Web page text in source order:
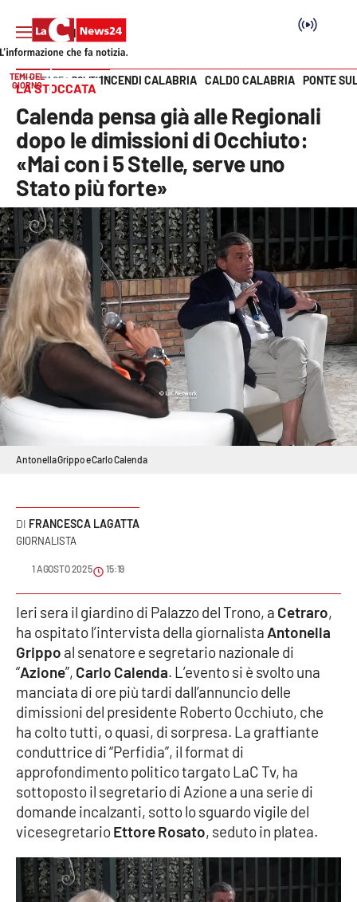
SEZIONI
Cronaca
Politica
Attualità
Economia e lavoro
Italia Mondo
Sanità
Sport
Cultura
Meteo
Editoriali
VIDEO
Ambiente
Cronaca
Cultura
Economia e Lavoro
Politica
Sanità
Vai
TEMI DEL
GIORNO
INCENDI CALABRIA CALDO CALABRIA PONTE
HOME PAGE POLITICA
LA STOCCATA
Calenda pensa già alle Regionali
dopo le dimissioni di Occhiuto:
«Mai con i 5 Stelle, serve uno
Stato più forte»
Antonella Grippo e Carlo Calenda
FRANCESCA LAGATTA
GIORNALISTA
1 AGOSTO 2025 15:19
Ieri sera il giardino di Palazzo del Trono, a Cetraro,
ha ospitato l’intervista della giornalista Antonella
Grippo al senatore e segretario nazionale di
“Azione”, Carlo Calenda. L’evento si è svolto una
manciata di ore più tardi dall’annuncio delle
dimissioni del presidente Roberto Occhiuto, che
ha colto tutti, o quasi, di sorpresa. La graffiante
conduttrice di “Perfidia”, il format di
approfondimento politico targato LaC Tv, ha
sottoposto il segretario di Azione a una serie di
domande incalzanti, sotto lo sguardo vigile del
vicesegretarioEttore Rosato, seduto in platea.